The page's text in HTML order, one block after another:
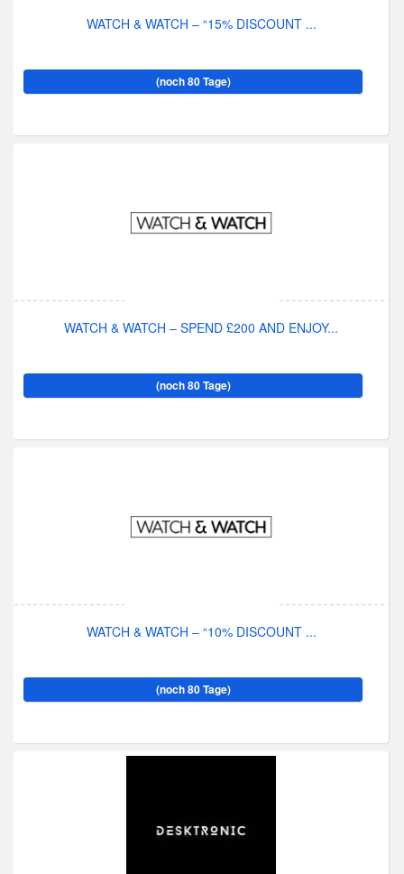
WATCH & WATCH – “15% DISCOUNT ...
(noch 80 Tage)
WATCH & WATCH – SPEND £200 AND ENJOY...
(noch 80 Tage)
WATCH & WATCH – “10% DISCOUNT ...
(noch 80 Tage)